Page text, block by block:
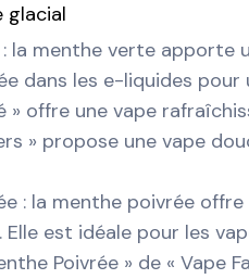
glacial
la menthe verte apporte
dans les e-liquides
» offre une vape
» propose une vape
: la menthe poivrée
Elle est idéale pour les
Poivrée » de «